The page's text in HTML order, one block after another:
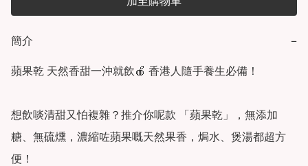
簡介 −
蘋果乾 天然香甜一沖就飲🍎 香港人隨手養生必備！
想飲啖清甜又怕複雜？推介你呢款 「蘋果乾」，無添加
糖、無硫燻，濃縮咗蘋果嘅天然果香，焗水、煲湯都超方
便！